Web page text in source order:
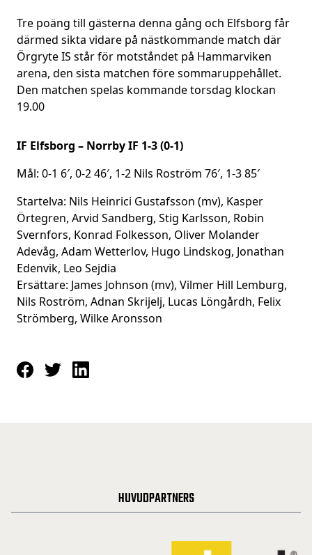
Tre poäng till gästerna denna gång och Elfsborg får
därmed sikta vidare på nästkommande match där
Örgryte IS står för motståndet på Hammarviken
arena, den sista matchen före sommaruppehållet.
Den matchen spelas kommande torsdag klockan
19.00
IF Elfsborg – Norrby IF 1-3 (0-1)
Mål: 0-1 6′, 0-2 46′, 1-2 Nils Roström 76′, 1-3 85′
Startelva: Nils Heinrici Gustafsson (mv), Kasper
Örtegren, Arvid Sandberg, Stig Karlsson, Robin
Svernfors, Konrad Folkesson, Oliver Molander
Adevåg, Adam Wetterlov, Hugo Lindskog, Jonathan
Edenvik, Leo Sejdia
Ersättare: James Johnson (mv), Vilmer Hill Lemburg,
Nils Roström, Adnan Skrijelj, Lucas Löngårdh, Felix
Strömberg, Wilke Aronsson
HUVUDPARTNERS